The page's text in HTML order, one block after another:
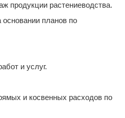
продукции растениеводства.
планов по
и услуг.
и косвенных расходов по